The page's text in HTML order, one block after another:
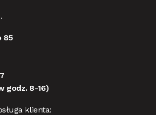
85
godz. 8-16)
klienta: